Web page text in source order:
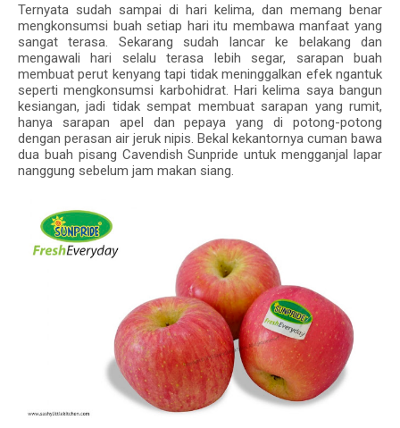
Ternyata sudah sampai di hari kelima, dan memang benar
mengkonsumsi buah setiap hari itu membawa manfaat yang
sangat terasa. Sekarang sudah lancar ke belakang dan
mengawali hari selalu terasa lebih segar, sarapan buah
membuat perut kenyang tapi tidak meninggalkan efek ngantuk
seperti mengkonsumsi karbohidrat. Hari kelima saya bangun
kesiangan, jadi tidak sempat membuat sarapan yang rumit,
hanya sarapan apel dan pepaya yang di potong-potong
dengan perasan air jeruk nipis. Bekal kekantornya cuman bawa
dua buah pisang Cavendish Sunpride untuk mengganjal lapar
nanggung sebelum jam makan siang.